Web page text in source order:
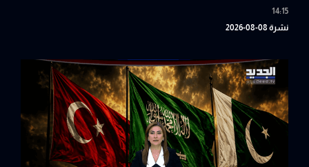
14:15
نشرة 08-08-2026